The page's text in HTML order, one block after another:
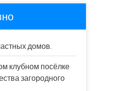
домов.
клубном посёлке
загородного